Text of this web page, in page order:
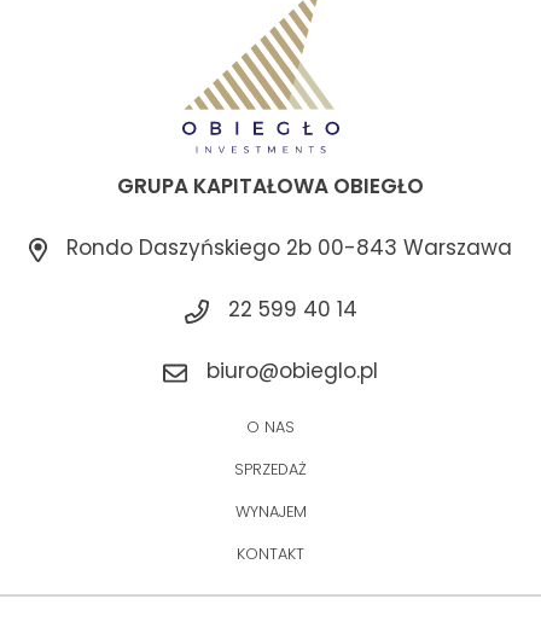
GRUPA KAPITAŁOWA OBIEGŁO
Rondo Daszyńskiego 2b 00-843 Warszawa
22 599 40 14
biuro@obieglo.pl
O NAS
SPRZEDAŻ
WYNAJEM
KONTAKT